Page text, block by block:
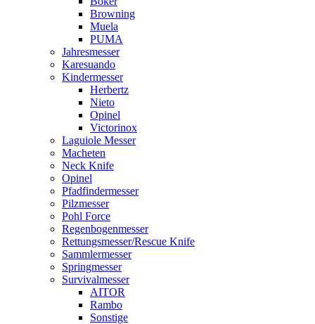
Browning
Muela
PUMA
Jahresmesser
Karesuando
Kindermesser
Herbertz
Nieto
Opinel
Victorinox
Laguiole Messer
Macheten
Neck Knife
Opinel
Pfadfindermesser
Pilzmesser
Pohl Force
Regenbogenmesser
Rettungsmesser/Rescue Knife
Sammlermesser
Springmesser
Survivalmesser
AITOR
Rambo
Sonstige